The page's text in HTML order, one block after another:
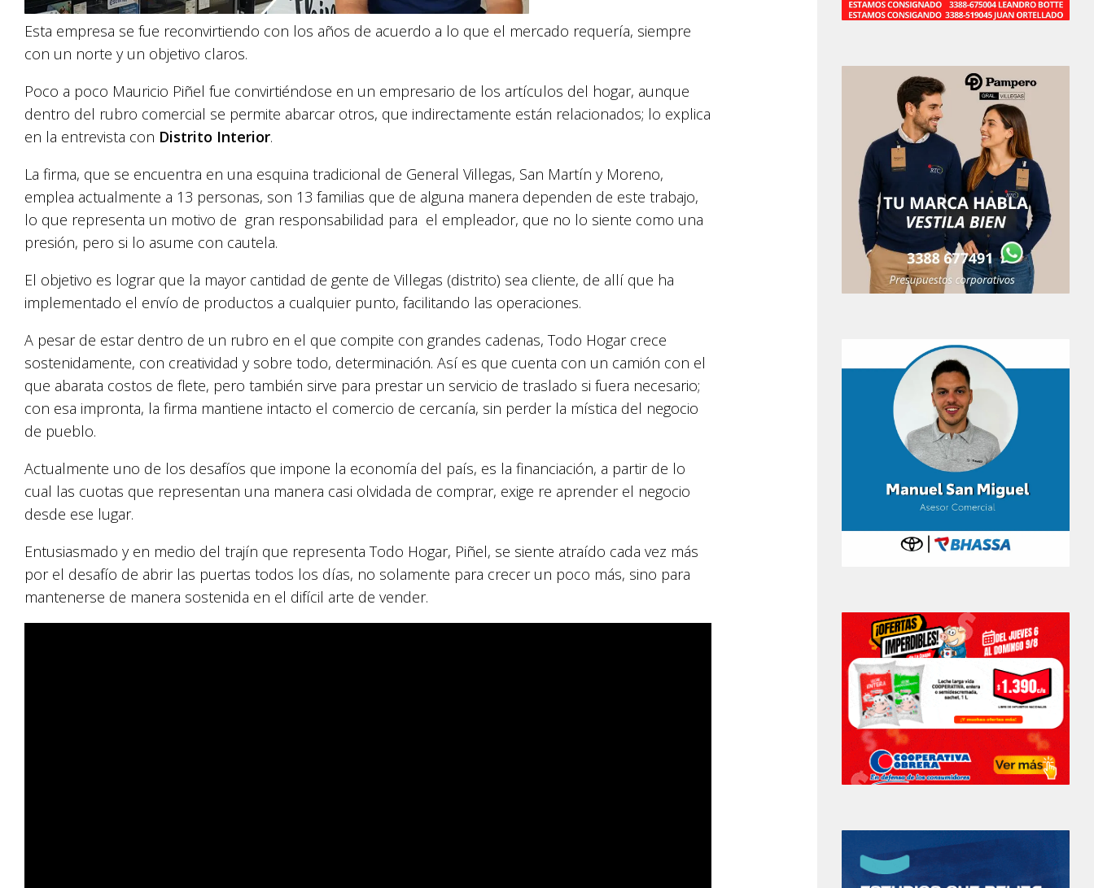
Esta empresa se fue reconvirtiendo con los años de acuerdo a lo que el mercado requería, siempre
con un norte y un objetivo claros.
Poco a poco Mauricio Piñel fue convirtiéndose en un empresario de los artículos del hogar, aunque
dentro del rubro comercial se permite abarcar otros, que indirectamente están relacionados; lo explica
en la entrevista con Distrito Interior.
La firma, que se encuentra en una esquina tradicional de General Villegas, San Martín y Moreno,
emplea actualmente a 13 personas, son 13 familias que de alguna manera dependen de este trabajo,
lo que representa un motivo de gran responsabilidad para el empleador, que no lo siente como una
presión, pero si lo asume con cautela.
El objetivo es lograr que la mayor cantidad de gente de Villegas (distrito) sea cliente, de allí que ha
implementado el envío de productos a cualquier punto, facilitando las operaciones.
A pesar de estar dentro de un rubro en el que compite con grandes cadenas, Todo Hogar crece
sostenidamente, con creatividad y sobre todo, determinación. Así es que cuenta con un camión con el
que abarata costos de flete, pero también sirve para prestar un servicio de traslado si fuera necesario;
con esa impronta, la firma mantiene intacto el comercio de cercanía, sin perder la mística del negocio
de pueblo.
Actualmente uno de los desafíos que impone la economía del país, es la financiación, a partir de lo
cual las cuotas que representan una manera casi olvidada de comprar, exige re aprender el negocio
desde ese lugar.
Entusiasmado y en medio del trajín que representa Todo Hogar, Piñel, se siente atraído cada vez más
por el desafío de abrir las puertas todos los días, no solamente para crecer un poco más, sino para
mantenerse de manera sostenida en el difícil arte de vender.